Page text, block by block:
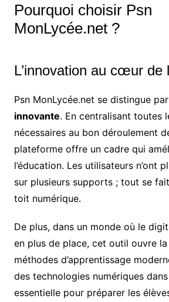
Pourquoi choisir Psn
MonLycée.net ?
L’innovation au cœur de
Psn MonLycée.net se distingue
innovante. En centralisant toutes
nécessaires au bon déroulement
plateforme offre un cadre qui
l’éducation. Les utilisateurs n’ont
sur plusieurs supports ; tout se
toit numérique.
De plus, dans un monde où le
en plus de place, cet outil ouvre
méthodes d’apprentissage
des technologies numériques dans
essentielle pour préparer les